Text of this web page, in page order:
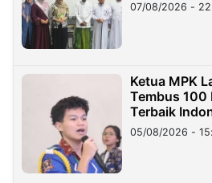
07/08/2026 -
Ketua MPK
Tembus 100
Terbaik
05/08/2026 -